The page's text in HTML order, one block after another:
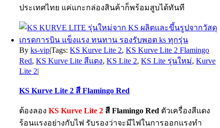
ประเทศไทย แค่แกะกล่องสินค้าก็พร้อมสูบได้ทันที
Byks-vip|Tags:KS Kurve Lite 2,KS Kurve Lite 2 Flamingo
Red,KS Kurve Lite สีแดง,KS Lite 2,KS Lite รุ่นใหม่,Kurve
Lite 2|
KS Kurve Lite 2 สี Flamingo Red
ต้องลองKS Kurve Lite 2 สี Flamingo Red ตัวเครื่องสีแดง
ร้อนแรงอย่างกับไฟ รับรองว่าจะมีไฟในการออกแรงทำ